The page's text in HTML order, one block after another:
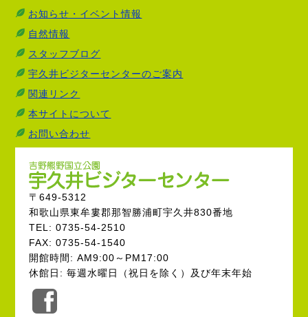
お知らせ・イベント情報
自然情報
スタッフブログ
宇久井ビジターセンターのご案内
関連リンク
本サイトについて
お問い合わせ
〒649-5312
和歌山県東牟婁郡那智勝浦町宇久井830番地
TEL: 0735-54-2510
FAX: 0735-54-1540
開館時間: AM9:00～PM17:00
休館日: 毎週水曜日（祝日を除く）及び年末年始